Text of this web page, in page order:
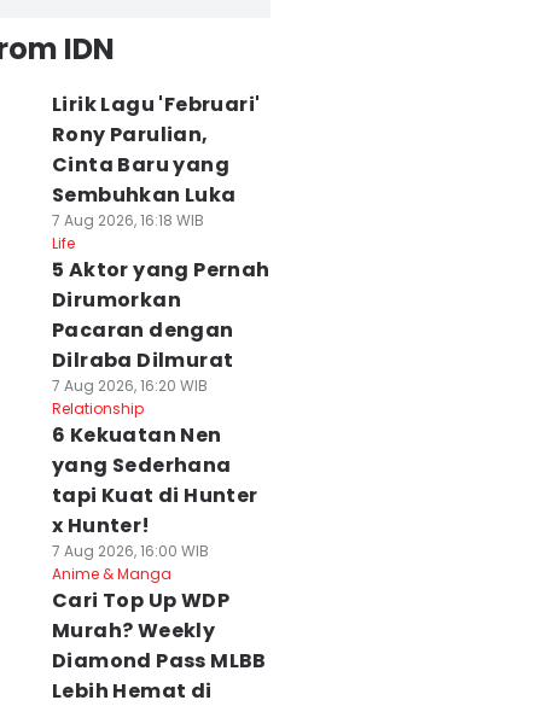
IDN
Lirik Lagu 'Februari'
Rony Parulian,
Cinta Baru yang
Sembuhkan Luka
7 Aug 2026, 16:18 WIB
Life
5 Aktor yang Pernah
Dirumorkan
Pacaran dengan
Dilraba Dilmurat
7 Aug 2026, 16:20 WIB
Relationship
6 Kekuatan Nen
yang Sederhana
tapi Kuat di Hunter
x Hunter!
7 Aug 2026, 16:00 WIB
Anime & Manga
Cari Top Up WDP
Murah? Weekly
Diamond Pass MLBB
Lebih Hemat di